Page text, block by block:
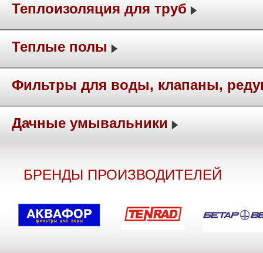
Теплоизоляция для труб
Теплые полы
Фильтры для воды, клапаны,
Дачные умывальники
БРЕНДЫ ПРОИЗВОДИТЕЛЕЙ